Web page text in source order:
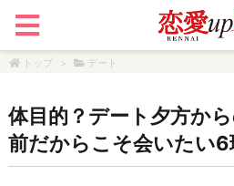
トップ > デート
体目的？デート夕方か
前だからこそ会いたい6